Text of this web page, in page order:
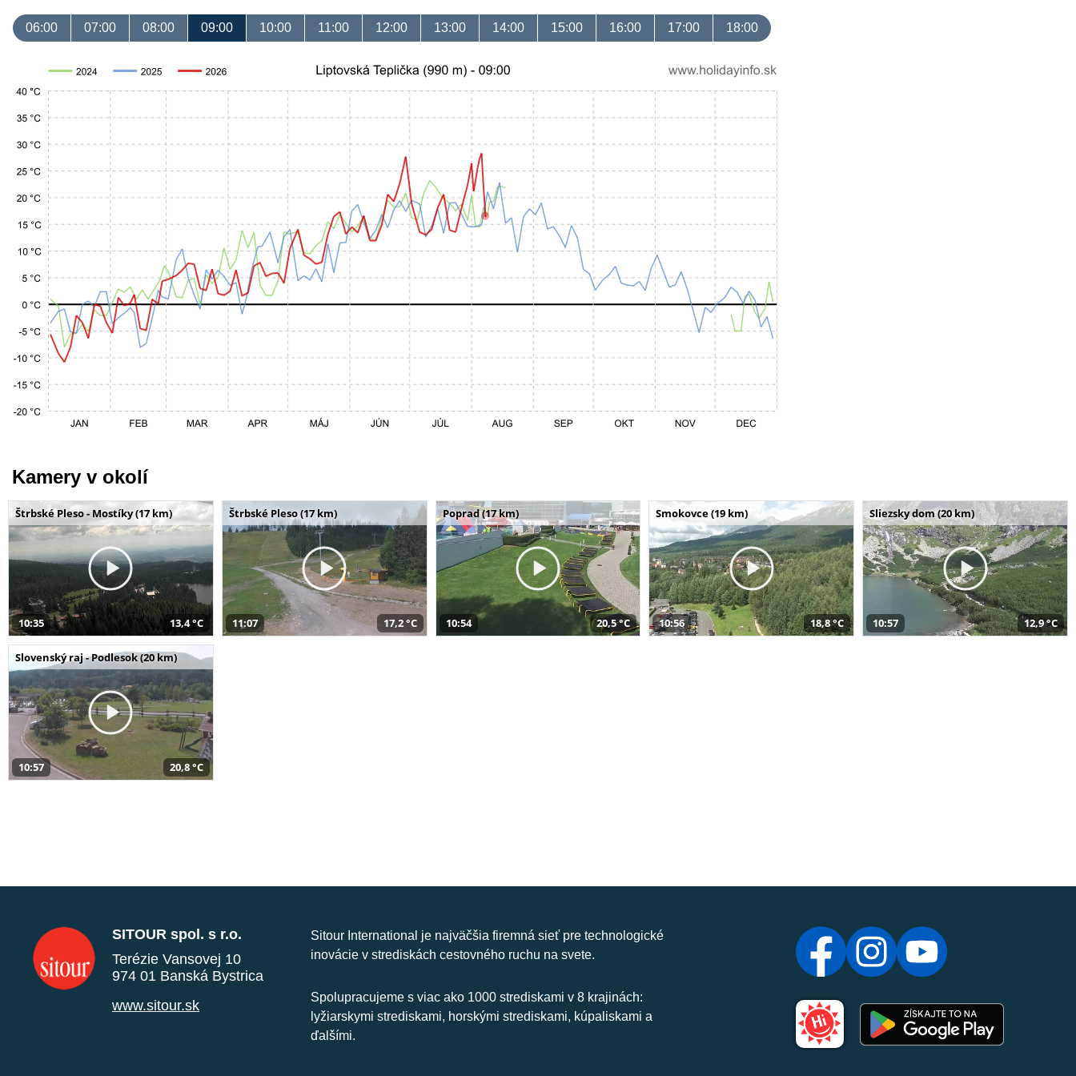
06:00 07:00 08:00 09:00 10:00 11:00 12:00 13:00 14:00 15:00 16:00 17:00 18:00
Kamery v okolí
Štrbské Pleso - Mostíky (17 km)
10:35 13,4 °C
Štrbské Pleso (17 km)
11:07 17,2 °C
Poprad (17 km)
10:54 20,5 °C
Smokovce (19 km)
10:56 18,8 °C
Sliezsky dom (20 km)
10:57 12,9 °C
Slovenský raj - Podlesok (20 km)
10:57 20,8 °C
SITOUR spol. s r.o.
Terézie Vansovej 10
974 01 Banská Bystrica
www.sitour.sk
Sitour International je najväčšia firemná sieť pre technologické
inovácie v strediskách cestovného ruchu na svete.
Spolupracujeme s viac ako 1000 strediskami v 8 krajinách:
lyžiarskymi strediskami, horskými strediskami, kúpaliskami a
ďalšími.